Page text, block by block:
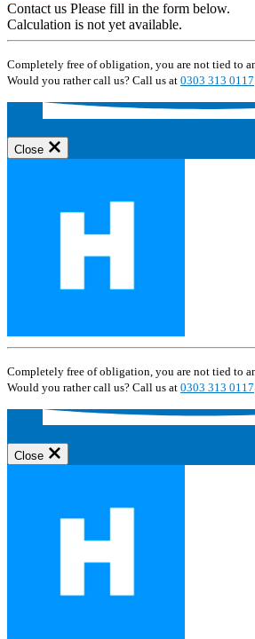
Contact us Please fill in the form below.
Calculation is not yet available.
Completely free of obligation, you are not tied to
Would you rather call us? Call us at 0303 313 0117
Close
Completely free of obligation, you are not tied to
Would you rather call us? Call us at 0303 313 0117
Close